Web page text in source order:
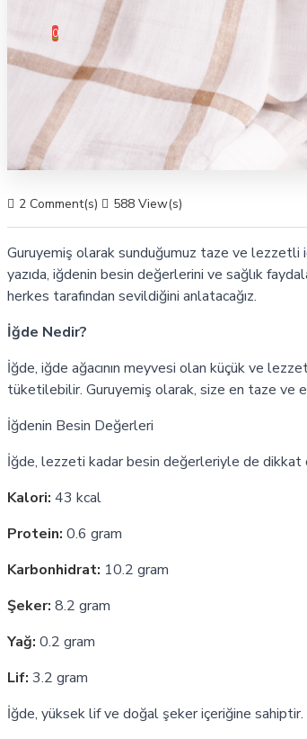
0 ürün - 0,00 TL
0
2 Comment(s) 588 View(s)
Guruyemiş olarak sunduğumuz taze ve lezzetli
yazıda, iğdenin besin değerlerini ve sağlık
herkes tarafından sevildiğini anlatacağız.
İğde Nedir?
İğde, iğde ağacının meyvesi olan küçük ve
tüketilebilir. Guruyemiş olarak, size en taze ve
İğdenin Besin Değerleri
İğde, lezzeti kadar besin değerleriyle de
Kalori: 43 kcal
Protein: 0.6 gram
Karbonhidrat: 10.2 gram
Şeker: 8.2 gram
Yağ: 0.2 gram
Lif: 3.2 gram
İğde, yüksek lif ve doğal şeker içeriğine sahiptir.